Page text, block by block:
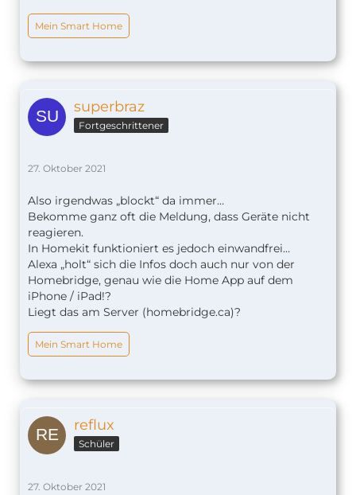
Mein Smart Home
superbraz
Fortgeschrittener
27. Oktober 2021
Also irgendwas „blockt“ da immer…
Bekomme ganz oft die Meldung, dass Geräte nicht
reagieren.
In Homekit funktioniert es jedoch einwandfrei…
Alexa „holt“ sich die Infos doch auch nur von der
Homebridge, genau wie die Home App auf dem
iPhone / iPad!?
Liegt das am Server (homebridge.ca)?
Mein Smart Home
reflux
Schüler
27. Oktober 2021